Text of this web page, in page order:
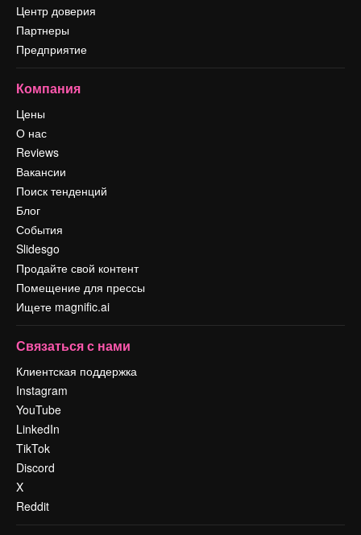
Центр доверия
Партнеры
Предприятие
Компания
Цены
О нас
Reviews
Вакансии
Поиск тенденций
Блог
События
Slidesgo
Продайте свой контент
Помещение для прессы
Ищете magnific.ai
Связаться с нами
Клиентская поддержка
Instagram
YouTube
LinkedIn
TikTok
Discord
X
Reddit